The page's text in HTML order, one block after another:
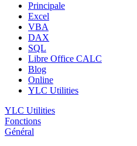
Principale
Excel
VBA
DAX
SQL
Libre Office CALC
Blog
Online
YLC Utilities
YLC Utilities
Fonctions
Général